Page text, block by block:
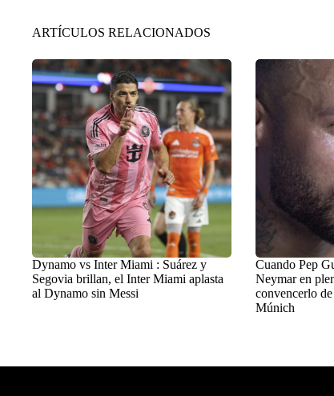
ARTÍCULOS RELACIONADOS
Dynamo vs Inter Miami : Suárez y
Segovia brillan, el Inter Miami aplasta
al Dynamo sin Messi
Cuando Pep
Neymar en
convencerlo
Múnich